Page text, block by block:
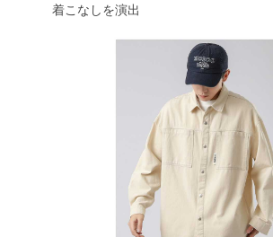
着こなしを演出